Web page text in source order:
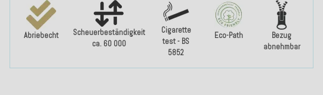
Abriebecht
Scheuerbeständigkeit
ca. 60 000
Cigarette
test - BS
5852
Eco-Path
Bezug
abnehmbar